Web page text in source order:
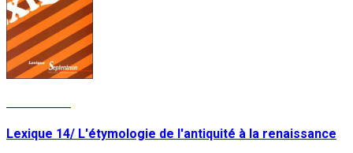
Lexique 14/ L'étymologie de l'antiquité à la renaissance